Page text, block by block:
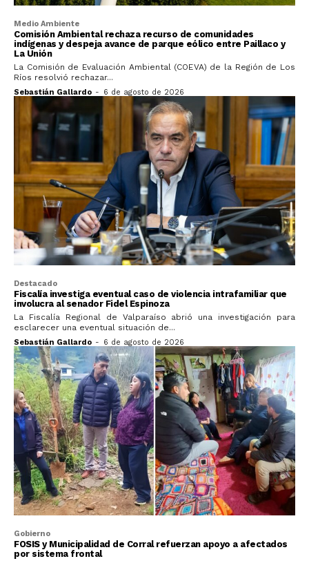
Medio Ambiente
Comisión Ambiental rechaza recurso de comunidades
indígenas y despeja avance de parque eólico entre Paillaco y
La Unión
La Comisión de Evaluación Ambiental (COEVA) de la Región de Los
Ríos resolvió rechazar...
Sebastián Gallardo - 6 de agosto de 2026
Destacado
Fiscalía investiga eventual caso de violencia intrafamiliar que
involucra al senador Fidel Espinoza
La Fiscalía Regional de Valparaíso abrió una investigación para
esclarecer una eventual situación de...
Sebastián Gallardo - 6 de agosto de 2026
Gobierno
FOSIS y Municipalidad de Corral refuerzan apoyo a afectados
por sistema frontal